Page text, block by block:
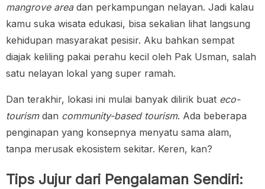
mangrove areadan perkampungan nelayan. Jadi kalau
kamu suka wisata edukasi, bisa sekalian lihat langsung
kehidupan masyarakat pesisir. Aku bahkan sempat
diajak keliling pakai perahu kecil oleh Pak Usman, salah
satu nelayan lokal yang super ramah.
Dan terakhir, lokasi ini mulai banyak dilirik buat eco-
tourismdan community-based tourism. Ada beberapa
penginapan yang konsepnya menyatu sama alam,
tanpa merusak ekosistem sekitar. Keren, kan?
Tips Jujur dari Pengalaman Sendiri: